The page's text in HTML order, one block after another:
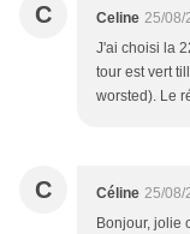
C Celine 25/08/
J'ai choisi la
tour est vert
worsted). Le
C Céline 25/08/
Bonjour, jolie